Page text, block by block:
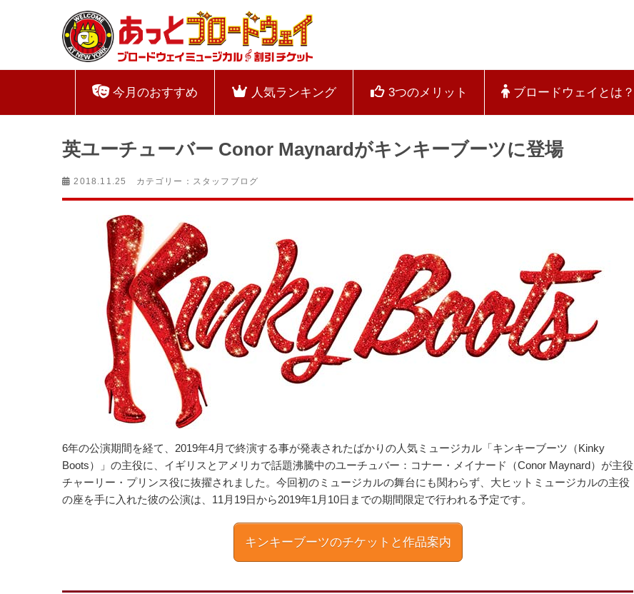
今月のおすすめ 人気ランキング 3つのメリット ブロードウェイとは？
英ユーチューバー Conor Maynardがキンキーブーツに登場
2018.11.25 カテゴリー： スタッフブログ
6年の公演期間を経て、2019年4月で終演する事が発表されたばかりの人気ミュージカル「キンキーブーツ（Kinky
Boots）」の主役に、イギリスとアメリカで話題沸騰中のユーチュバー：コナー・メイナード（Conor Maynard）が主役
チャーリー・プリンス役に抜擢されました。今回初のミュージカルの舞台にも関わらず、大ヒットミュージカルの主役
の座を手に入れた彼の公演は、11月19日から2019年1月10日までの期間限定で行われる予定です。
キンキーブーツのチケットと作品案内